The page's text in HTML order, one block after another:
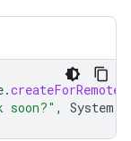
.
soon?" , System